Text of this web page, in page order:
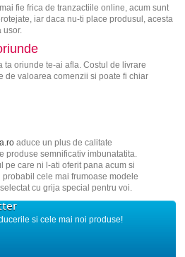
fie frica de tranzactiile online, acum sunt
iar daca nu-ti place produsul, acesta
usor.
ta oriunde te-ai afla. Costul de livrare
de valoarea comenzii si poate fi chiar
aduce un plus de calitate
produse semnificativ imbunatatita.
pe care ni l-ati oferit pana acum si
cele mai frumoase modele
cu grija special pentru voi.
si cele mai noi produse!